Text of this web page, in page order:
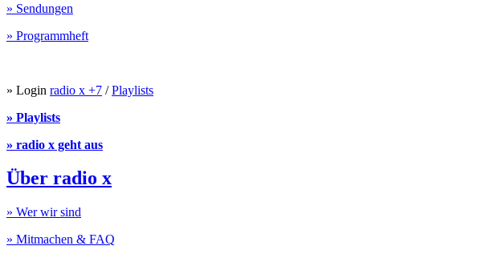
» Sendungen
» Programmheft
» Login radio x +7 /Playlists
» Playlists
» radio x geht aus
Über radio x
» Wer wir sind
» Mitmachen & FAQ